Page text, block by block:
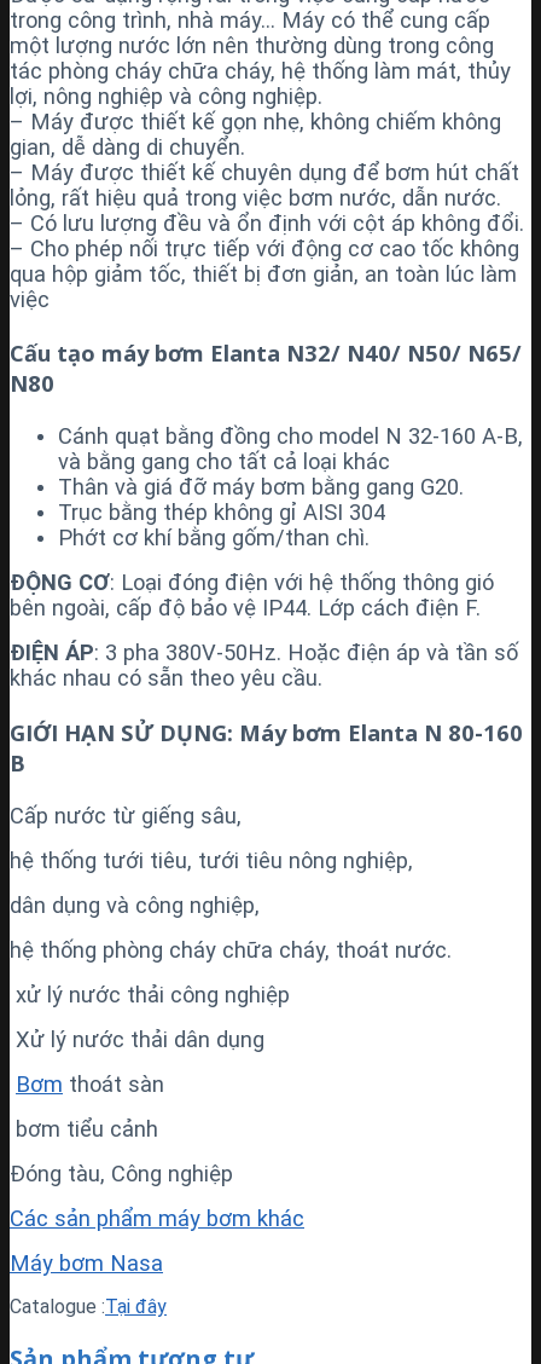
trong công trình, nhà máy… Máy có thể cung cấp
một lượng nước lớn nên thường dùng trong công
tác phòng cháy chữa cháy, hệ thống làm mát, thủy
lợi, nông nghiệp và công nghiệp.
– Máy được thiết kế gọn nhẹ, không chiếm không
gian, dễ dàng di chuyển.
– Máy được thiết kế chuyên dụng để bơm hút chất
lỏng, rất hiệu quả trong việc bơm nước, dẫn nước.
– Có lưu lượng đều và ổn định với cột áp không đổi.
– Cho phép nối trực tiếp với động cơ cao tốc không
qua hộp giảm tốc, thiết bị đơn giản, an toàn lúc làm
việc
Cấu tạo máy bơm Elanta N32/ N40/ N50/ N65/
N80
Cánh quạt bằng đồng cho model N 32-160 A-B,
và bằng gang cho tất cả loại khác
Thân và giá đỡ máy bơm bằng gang G20.
Trục bằng thép không gỉ AISI 304
Phớt cơ khí bằng gốm/than chì.
ĐỘNG CƠ: Loại đóng điện với hệ thống thông gió
bên ngoài, cấp độ bảo vệ IP44. Lớp cách điện F.
ĐIỆN ÁP: 3 pha 380V-50Hz. Hoặc điện áp và tần số
khác nhau có sẵn theo yêu cầu.
GIỚI HẠN SỬ DỤNG: Máy bơm Elanta N 80-160
B
Cấp nước từ giếng sâu,
hệ thống tưới tiêu, tưới tiêu nông nghiệp,
dân dụng và công nghiệp,
hệ thống phòng cháy chữa cháy, thoát nước.
xử lý nước thải công nghiệp
Xử lý nước thải dân dụng
Bơm thoát sàn
bơm tiểu cảnh
Đóng tàu, Công nghiệp
Các sản phẩm máy bơm khác
Máy bơm Nasa
Catalogue :Tại đây